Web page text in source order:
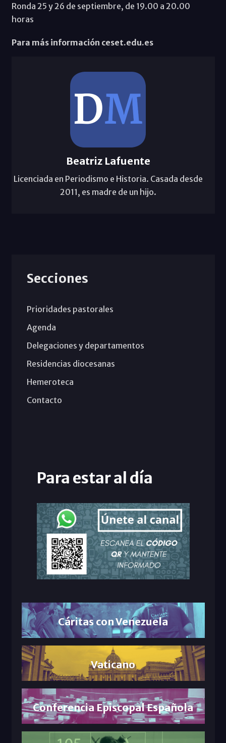
Ronda 25 y 26 de septiembre, de 19.00 a 20.00
horas
Para más información ceset.edu.es
Beatriz Lafuente
Licenciada en Periodismo e Historia. Casada desde
2011, es madre de un hijo.
Secciones
Prioridades pastorales
Agenda
Delegaciones y departamentos
Residencias diocesanas
Hemeroteca
Contacto
Para estar al día
Cáritas con Venezuela
Vaticano
Conferencia Episcopal Española